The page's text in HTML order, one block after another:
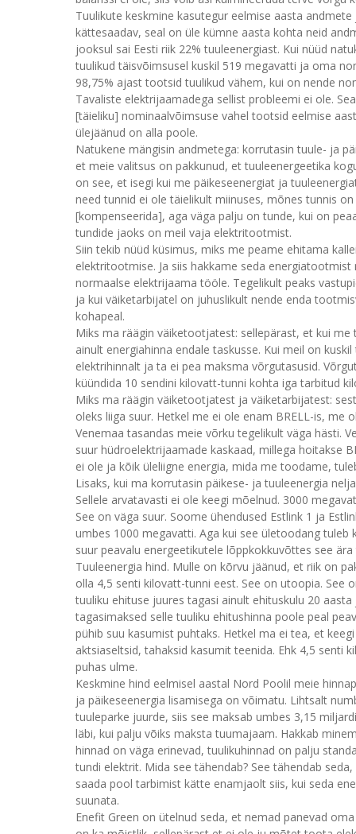
Tuulikute keskmine kasutegur eelmise aasta
kättesaadav, seal on üle kümne aasta kohta neid
jooksul sai Eesti riik 22% tuuleenergiast. Kui nüüd
tuulikud täisvõimsusel kuskil 519 megavatti ja oma
98,75% ajast tootsid tuulikud vähem, kui on nende
Tavaliste elektrijaamadega sellist probleemi ei ole.
[täieliku] nominaalvõimsuse vahel tootsid eelmise
ülejäänud on alla poole.
Natukene mängisin andmetega: korrutasin tuule- ja
et meie valitsus on pakkunud, et tuuleenergeetika
on see, et isegi kui me päikeseenergiat ja
need tunnid ei ole täielikult miinuses, mõnes tunnis
[kompenseerida], aga väga palju on tunde, kui on
tundide jaoks on meil vaja elektritootmist.
Siin tekib nüüd küsimus, miks me peame ehitama
elektritootmise. Ja siis hakkame seda
normaalse elektrijaama tööle. Tegelikult peaks
ja kui väiketarbijatel on juhuslikult nende enda
kohapeal.
Miks ma räägin väiketootjatest: sellepärast, et kui
ainult energiahinna endale taskusse. Kui meil on
elektrihinnalt ja ta ei pea maksma võrgutasusid.
küündida 10 sendini kilovatt-tunni kohta iga tarbitud
Miks ma räägin väiketootjatest ja väiketarbijatest:
oleks liiga suur. Hetkel me ei ole enam BRELL-is, me
Venemaa tasandas meie võrku tegelikult väga hästi.
suur hüdroelektrijaamade kaskaad, millega hoitakse
ei ole ja kõik üleliigne energia, mida me toodame,
Lisaks, kui ma korrutasin päikese- ja tuuleenergia
Sellele arvatavasti ei ole keegi mõelnud. 3000
See on väga suur. Soome ühendused Estlink 1 ja
umbes 1000 megavatti. Aga kui see ületoodang tuleb
suur peavalu energeetikutele lõppkokkuvõttes see
Tuuleenergia hind. Mulle on kõrvu jäänud, et riik on
olla 4,5 senti kilovatt-tunni eest. See on utoopia.
tuuliku ehituse juures tagasi ainult ehituskulu 20
tagasimaksed selle tuuliku ehitushinna poole peal
pühib suu kasumist puhtaks. Hetkel ma ei tea, et
aktsiaseltsid, tahaksid kasumit teenida. Ehk 4,5
puhas ulme.
Keskmine hind eelmisel aastal Nord Poolil meie
ja päikeseenergia lisamisega on võimatu. Lihtsalt
tuuleparke juurde, siis see maksab umbes 3,15
läbi, kui palju võiks maksta tuumajaam. Hakkab
hinnad on väga erinevad, tuulikuhinnad on palju
tundi elektrit. Mida see tähendab? See tähendab
saada pool tarbimist kätte enamjaolt siis, kui seda
suunata.
Enefit Green on ütelnud seda, et nemad panevad